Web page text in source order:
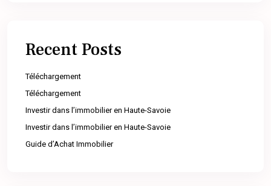
Recent Posts
Téléchargement
Téléchargement
Investir dans l’immobilier en Haute-Savoie
Investir dans l’immobilier en Haute-Savoie
Guide d’Achat Immobilier